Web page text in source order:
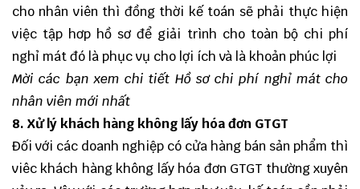
cho nhân viên thì đồng thời kế toán sẽ phải thực hiện
việc tập hơp hồ sơ để giải trình cho toàn bộ chi phí
nghỉ mát đó là phục vụ cho lợi ích và là khoản phúc lợi
Mời các bạn xem chi tiết Hồ sơ chi phí nghỉ mát cho
nhân viên mới nhất
8. Xử lý khách hàng không lấy hóa đơn GTGT
Đối với các doanh nghiệp có cửa hàng bán sản phẩm thì
viêc khách hàng không lấy hóa đơn GTGT thường xuyên